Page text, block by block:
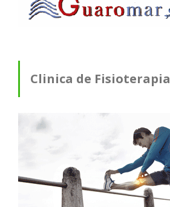
Clinica de Fisioterapia